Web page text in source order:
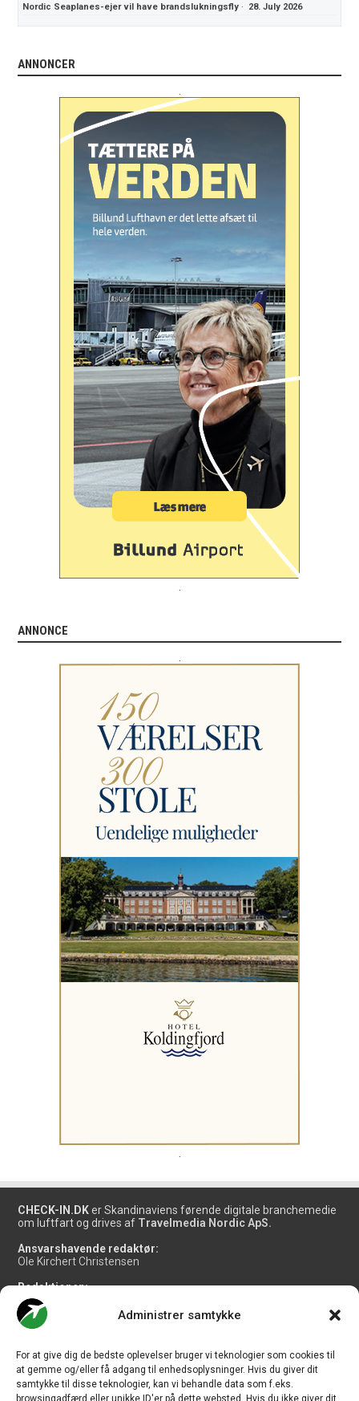
Administrer samtykke
For at give dig de bedste oplevelser bruger vi teknologier som cookies til
at gemme og/eller få adgang til enhedsoplysninger. Hvis du giver dit
samtykke til disse teknologier, kan vi behandle data som f.eks.
browsingadfærd eller unikke ID'er på dette websted. Hvis du ikke giver dit
Nordic Seaplanes-ejer vil have brandslukningsfly · 28. July 2026
ANNONCER
ANNONCE
CHECK-IN.DK er Skandinaviens førende digitale branchemedie
om luftfart og drives af Travelmedia Nordic ApS.
Ansvarshavende redaktør:
Ole Kirchert Christensen
Redaktionen:
Christian Granhøj Skouboe
Henrik Baumgarten
Danny Longhi Andreasen
Salg og jobannoncer:
salg@travelmedianordic.com